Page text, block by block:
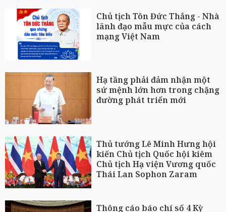
Chủ tịch Tôn Đức Thắng - Nhà
lãnh đạo mẫu mực của cách
mạng Việt Nam
Hạ tầng phải đảm nhận một
sứ mệnh lớn hơn trong chặng
đường phát triển mới
Thủ tướng Lê Minh Hưng hội
kiến Chủ tịch Quốc hội kiêm
Chủ tịch Hạ viện Vương quốc
Thái Lan Sophon Zaram
Thông cáo báo chí số 4 Kỳ